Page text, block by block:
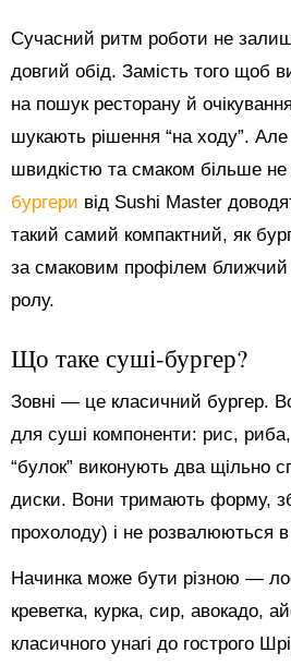
Сучасний ритм роботи не
довгий обід. Замість того щоб
на пошук ресторану й
шукають рішення “на ходу”.
швидкістю та смаком більше
бургери від Sushi Master
такий самий компактний, як
за смаковим профілем ближчий
ролу.
Що таке суші-бургер?
Зовні — це класичний бургер.
для суші компоненти: рис,
“булок” виконують два щільно
диски. Вони тримають форму,
прохолоду) і не розвалюються в
Начинка може бути різною —
креветка, курка, сир, авокадо,
класичного унагі до гострого